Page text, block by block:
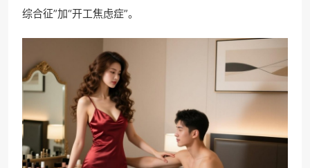
综合征”加“开工焦虑症”。